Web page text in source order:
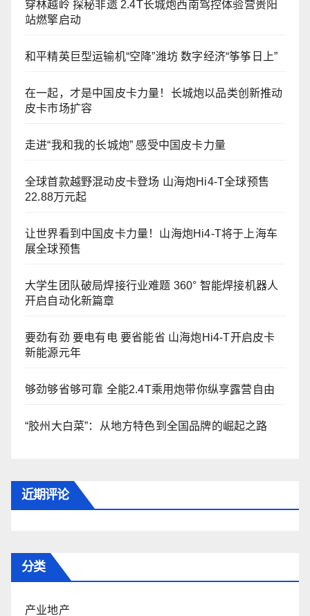
穿林越岭 探秘非遗 2.4T长城炮西南驾控体验营贵阳
站燃擎启动
和平精英巨型运输机“空降”潍坊 数字经济“筝筝日上”
在一起，才是中国皮卡力量！长城炮以品类创新推动
皮卡市场扩容
走进“我和我的长城炮” 感受中国皮卡力量
全球首款越野混动皮卡登场 山海炮Hi4-T全球预售
22.88万元起
让世界看到中国皮卡力量！山海炮Hi4-T将于上海车
展全球预售
大学生团队破局焊接行业难题 360° 智能焊接机器人
开启自动化新篇章
要劲有劲 要电有电 要省能省 山海炮Hi4-T开启皮卡
新能源元年
够劲够省够可靠 全能2.4T乘用炮带你纵享露营自由
“胶州大白菜”：从地方特色到全国品牌的崛起之路
近期评论
分类
产业地产